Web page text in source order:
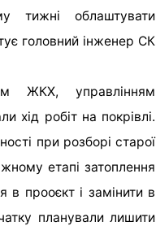
тижні облаштувати
головний інженер СК
ЖКХ, управлінням
хід робіт на покрівлі.
при розборі старої
етапі затоплення
в прооєкт і замінити в
планували лишити